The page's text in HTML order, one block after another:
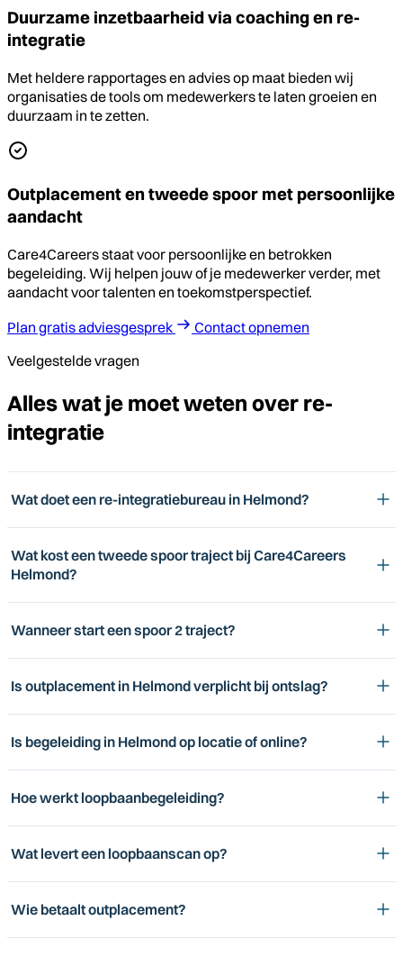
Duurzame inzetbaarheid via coaching en re-
integratie
Met heldere rapportages en advies op maat bieden wij
organisaties de tools om medewerkers te laten groeien en
duurzaam in te zetten.
Outplacement en tweede spoor met persoonlijke
aandacht
Care4Careers staat voor persoonlijke en betrokken
begeleiding. Wij helpen jouw of je medewerker verder, met
aandacht voor talenten en toekomstperspectief.
Plan gratis adviesgesprek
Contact opnemen
Veelgestelde vragen
Alles wat je moet weten over re-
integratie
Wat doet een re-integratiebureau in Helmond?
Wat kost een tweede spoor traject bij Care4Careers
Helmond?
Wanneer start een spoor 2 traject?
Is outplacement in Helmond verplicht bij ontslag?
Is begeleiding in Helmond op locatie of online?
Hoe werkt loopbaanbegeleiding?
Wat levert een loopbaanscan op?
Wie betaalt outplacement?